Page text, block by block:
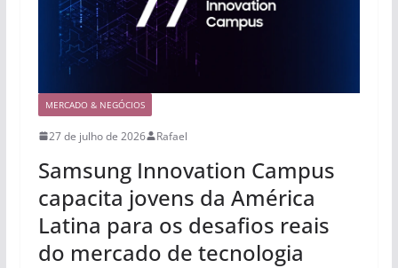
MERCADO & NEGÓCIOS
27 de julho de 2026 Rafael
Samsung Innovation Campus
capacita jovens da América
Latina para os desafios reais
do mercado de tecnologia